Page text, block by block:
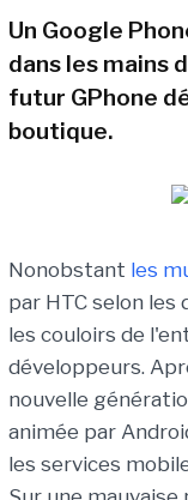
Un Google
dans les mains
futur GPhone
boutique.
Nonobstant les
par HTC selon
les couloirs de
développeurs.
nouvelle
animée par
les services